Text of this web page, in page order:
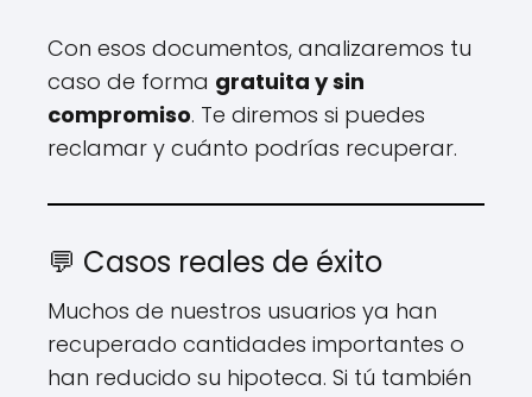
Con esos documentos, analizaremos tu
caso de forma gratuita y sin
compromiso. Te diremos si puedes
reclamar y cuánto podrías recuperar.
💬 Casos reales de éxito
Muchos de nuestros usuarios ya han
recuperado cantidades importantes o
han reducido su hipoteca. Si tú también